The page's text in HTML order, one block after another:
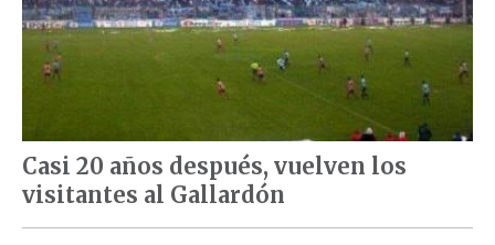
Casi 20 años después, vuelven los
visitantes al Gallardón